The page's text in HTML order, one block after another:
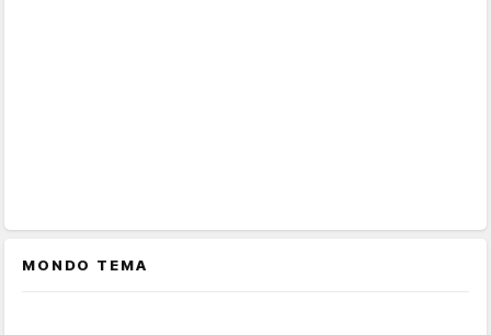
MONDO TEMA